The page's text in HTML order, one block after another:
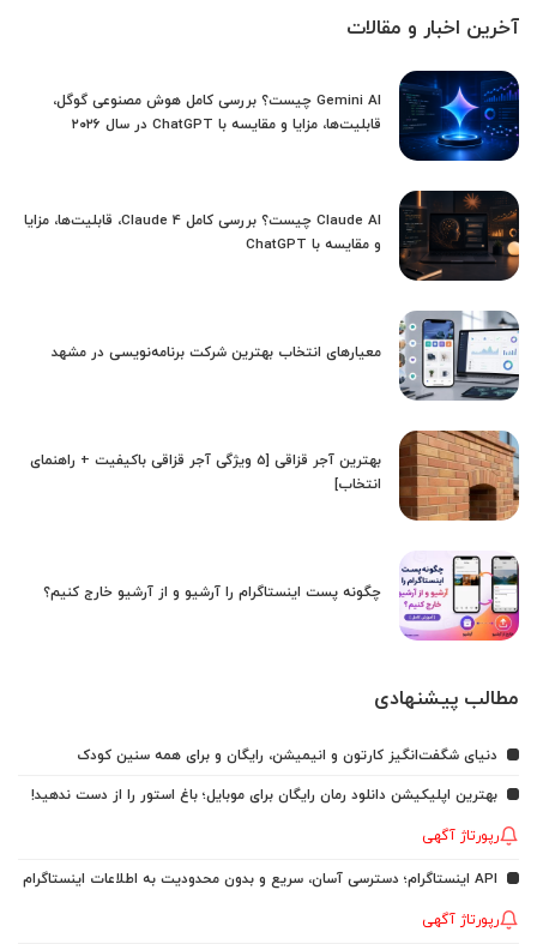
آخرین اخبار و مقالات
Gemini AI چیست؟ بررسی کامل هوش مصنوعی گوگل،
قابلیت‌ها، مزایا و مقایسه با ChatGPT در سال ۲۰۲۶
Claude AI چیست؟ بررسی کامل Claude 4، قابلیت‌ها، مزایا
و مقایسه با ChatGPT
معیارهای انتخاب بهترین شرکت برنامه‌نویسی در مشهد
بهترین آجر قزاقی [5 ویژگی آجر قزاقی باکیفیت + راهنمای
انتخاب]
چگونه پست اینستاگرام را آرشیو و از آرشیو خارج کنیم؟
مطالب پیشنهادی
دنیای شگفت‌انگیز کارتون و انیمیشن، رایگان و برای همه سنین کودک
بهترین اپلیکیشن دانلود رمان رایگان برای موبایل؛ باغ استور را از دست ندهید!
رپورتاژ آگهی
API اینستاگرام؛ دسترسی آسان، سریع و بدون محدودیت به اطلاعات اینستاگرام
رپورتاژ آگهی